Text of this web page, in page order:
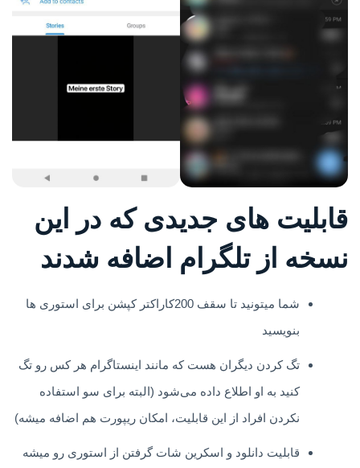
قابلیت های جدیدی که در این
نسخه از تلگرام اضافه شدند
شما میتونید تا سقف 200کاراکتر کپشن برای استوری ها
بنویسید
تگ کردن دیگران هست که مانند اینستاگرام هر کس رو تگ
کنید به او اطلاع داده می‌شود (البته برای سو استفاده
نکردن افراد از این قابلیت، امکان ریپورت هم اضافه میشه)
قابلیت دانلود و اسکرین شات گرفتن از استوری رو میشه